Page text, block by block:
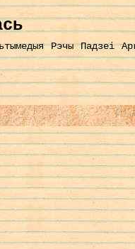
Рэчы Падзеі